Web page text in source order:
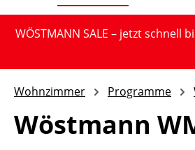
WÖSTMANN SALE – jetzt schnell
Wohnzimmer Programme
Wöstmann